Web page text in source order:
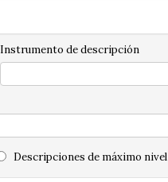
Instrumento de descripción
Descripciones de máximo nivel